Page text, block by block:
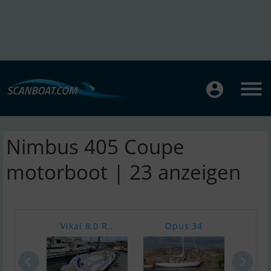
Nimbus 405 Coupe
motorboot | 23 anzeigen
Vikal 8.0 R.. Opus 34